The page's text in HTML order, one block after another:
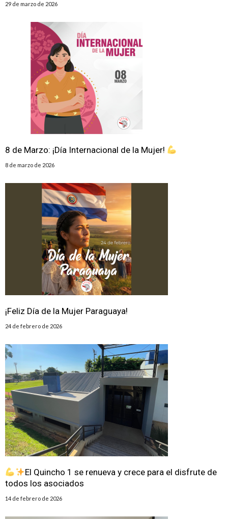
29 de marzo de 2026
8 de Marzo: ¡Día Internacional de la Mujer!
8 de marzo de 2026
¡Feliz Día de la Mujer Paraguaya!
24 de febrero de 2026
El Quincho 1 se renueva y crece para el disfrute de
todos los asociados
14 de febrero de 2026